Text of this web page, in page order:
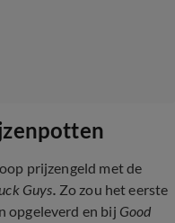
prijzengeld met de
Guys. Zo zou het eerste
opgeleverd en bij Good